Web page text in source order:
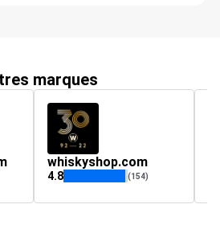
marques
whiskyshop.com
4.8 (154)